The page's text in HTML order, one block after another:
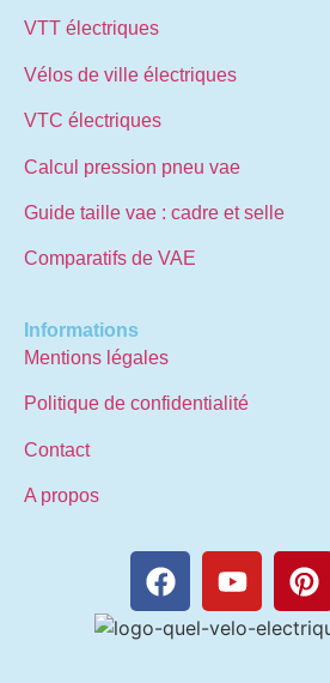
VTT électriques
Vélos de ville électriques
VTC électriques
Calcul pression pneu vae
Guide taille vae : cadre et selle
Comparatifs de VAE
Informations
Mentions légales
Politique de confidentialité
Contact
A propos